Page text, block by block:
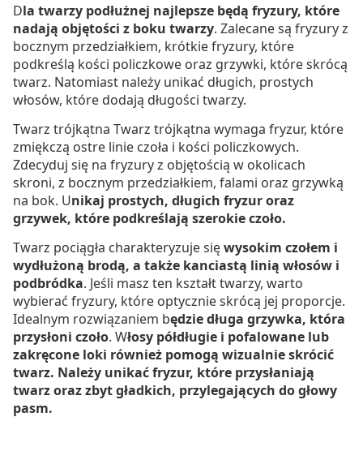
Dla twarzy podłużnej najlepsze będą fryzury, które
nadają objętości z boku twarzy. Zalecane są fryzury z
bocznym przedziałkiem, krótkie fryzury, które
podkreślą kości policzkowe oraz grzywki, które skrócą
twarz. Natomiast należy unikać długich, prostych
włosów, które dodają długości twarzy.
Twarz trójkątna Twarz trójkątna wymaga fryzur, które
zmiękczą ostre linie czoła i kości policzkowych.
Zdecyduj się na fryzury z objętością w okolicach
skroni, z bocznym przedziałkiem, falami oraz grzywką
na bok. Unikaj prostych, długich fryzur oraz
grzywek, które podkreślają szerokie czoło.
Twarz pociągła charakteryzuje sięwysokim czołem i
wydłużoną brodą, a także kanciastą linią włosów i
podbródka. Jeśli masz ten kształt twarzy, warto
wybierać fryzury, które optycznie skrócą jej proporcje.
Idealnym rozwiązaniem będzie długa grzywka, która
przysłoni czoło. Włosy półdługie i pofalowane lub
zakręcone loki również pomogą wizualnie skrócić
twarz. Należy unikać fryzur, które przysłaniają
twarz oraz zbyt gładkich, przylegających do głowy
pasm.